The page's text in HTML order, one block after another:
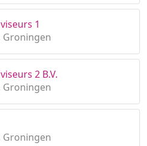
1
Groningen
2 B.V.
Groningen
Groningen